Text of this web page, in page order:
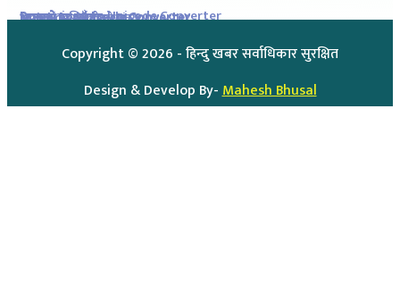
Romanized to Unicode Converter
Preeti to Unicode Converter
Unicode to Preeti Converter
आजको राशिफल
आजको सुनचाँदीको मुल्य
Copyright ©2026 - हिन्दु खबर सर्वाधिकार सुरक्षित
Design & Develop By-Mahesh Bhusal